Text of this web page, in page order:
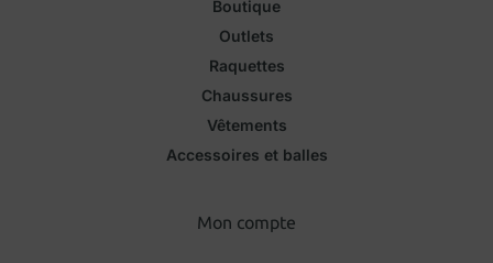
Boutique
Outlets
Raquettes
Chaussures
Vêtements
Accessoires et balles
Mon compte